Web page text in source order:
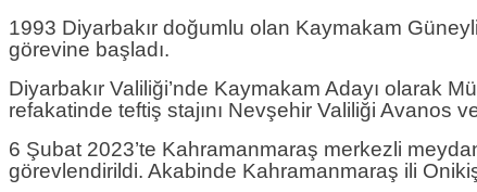
1993 Diyarbakır doğumlu olan Kaymakam
görevine başladı.
Diyarbakır Valiliği’nde Kaymakam Adayı olarak
refakatinde teftiş stajını Nevşehir Valiliği Avanos
6 Şubat 2023’te Kahramanmaraş merkezli
görevlendirildi. Akabinde Kahramanmaraş ili